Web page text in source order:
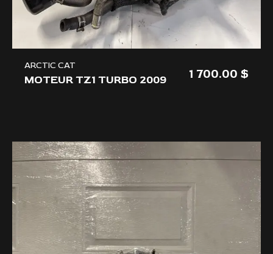
ARCTIC CAT
MOTEUR TZ1 TURBO 2009 1 700.00